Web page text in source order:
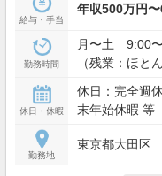
給与・手当
年収500万円
勤務時間
月〜土 9:00
（残業：ほと
休日・休暇
休日：完全週
末年始休暇 等
勤務地
東京都大田区